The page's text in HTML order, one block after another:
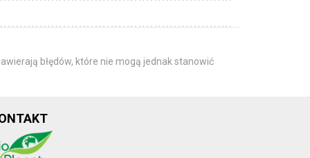
błędów, które nie mogą jednak stanowić